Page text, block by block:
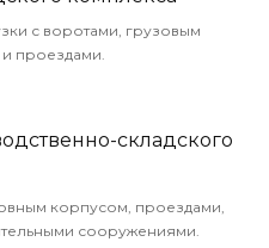
с воротами, грузовым
проездами.
корпусом, проездами,
сооружениями.